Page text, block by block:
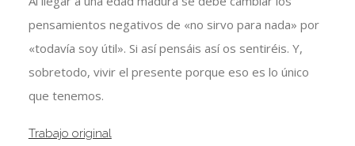
pensamientos negativos de «no sirvo para nada» por
«todavía soy útil». Si así pensáis así os sentiréis. Y,
sobretodo, vivir el presente porque eso es lo único
que tenemos.
Trabajo original